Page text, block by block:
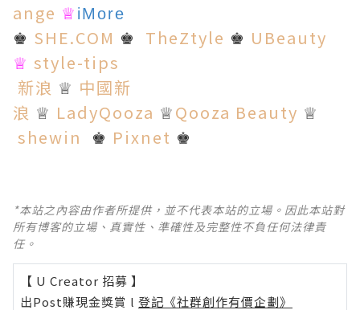
ange ♕ iMore
♚ SHE.COM ♚ TheZtyle ♚ UBeauty
♕ style-tips
新浪 ♕ 中國新
浪 ♕ LadyQooza ♕ Qooza Beauty ♕
shewin ♚ Pixnet ♚
*本站之內容由作者所提供，並不代表本站的立場。因此本站對
所有博客的立場、真實性、準確性及完整性不負任何法律責
任。
【 U Creator 招募 】
出Post賺現金獎賞 l 登記《社群創作有價企劃》